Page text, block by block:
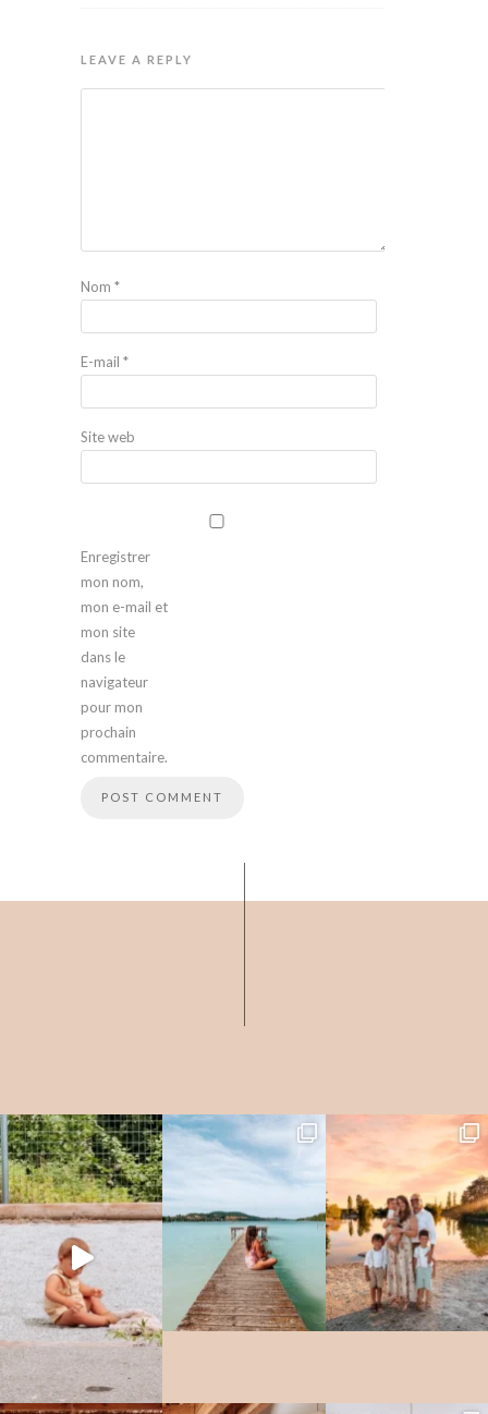
LEAVE A REPLY
Nom *
E-mail *
Site web
Enregistrer
mon nom,
mon e-mail et
mon site
dans le
navigateur
pour mon
prochain
commentaire.